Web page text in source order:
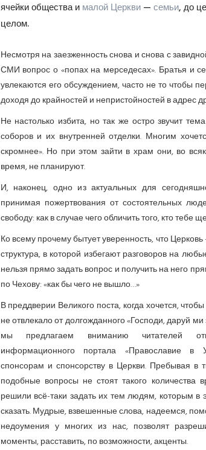
ячейки общества и малой Церкви— семьи, до
целом.
Несмотря на заезженность снова и снова с
СМИ вопрос о «попах на мерседесах». Братья и
увлекаются его обсуждением, часто не то чтобы
доходя до крайностей и непристойностей в адрес
Не настолько избита, но так же остро звучит
соборов и их внутренней отделки. Многим
скромнее». Но при этом зайти в храм они, во
время, не планируют.
И, наконец, одно из актуальных для
принимая пожертвования от состоятельных
свободу: как в случае чего обличить того, кто тебе
Ко всему прочему бытует уверенность, что
структура, в которой избегают разговоров на
нельзя прямо задать вопрос и получить на него
по Чехову: «как бы чего не вышло…»
В преддверии Великого поста, когда хочется,
не отвлекало от долгожданного «Господи, даруй
мы предлагаем вниманию читателей
информационного портала «Православие в
спонсорам и спонсорству в Церкви. Пребывая в
подобные вопросы не стоят такого
решили всё-таки задать их тем людям, которым в
сказать. Мудрые, взвешенные слова, надеемся,
недоумения у многих из нас, позволят
моменты, расставить, по возможности, акценты.